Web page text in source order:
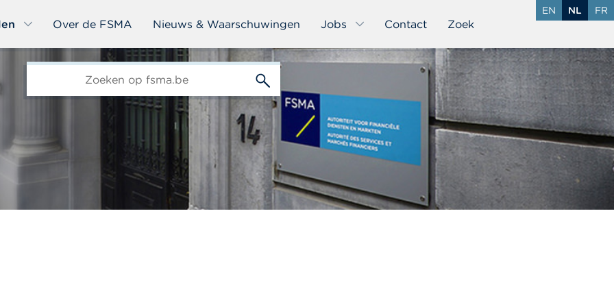
Over de FSMA Nieuws & Waarschuwingen Jobs Contact Zoek
EN NL FR